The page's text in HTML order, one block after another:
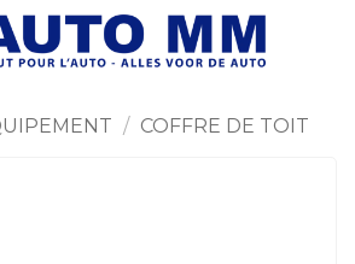
/ COFFRE DE TOIT